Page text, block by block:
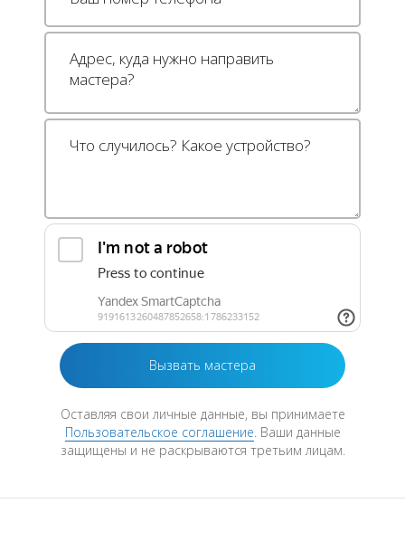
Оставляя свои личные данные, вы принимаете
Пользовательское соглашение. Ваши данные
защищены и не раскрываются третьим лицам.